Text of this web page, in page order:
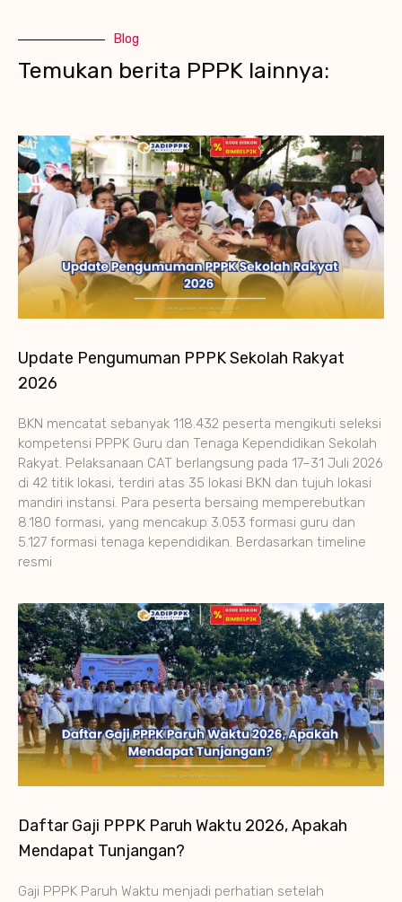
Blog
Temukan berita PPPK lainnya:
Update Pengumuman PPPK Sekolah Rakyat
2026
BKN mencatat sebanyak 118.432 peserta mengikuti seleksi
kompetensi PPPK Guru dan Tenaga Kependidikan Sekolah
Rakyat. Pelaksanaan CAT berlangsung pada 17–31 Juli 2026
di 42 titik lokasi, terdiri atas 35 lokasi BKN dan tujuh lokasi
mandiri instansi. Para peserta bersaing memperebutkan
8.180 formasi, yang mencakup 3.053 formasi guru dan
5.127 formasi tenaga kependidikan. Berdasarkan timeline
resmi
Daftar Gaji PPPK Paruh Waktu 2026, Apakah
Mendapat Tunjangan?
Gaji PPPK Paruh Waktu menjadi perhatian setelah